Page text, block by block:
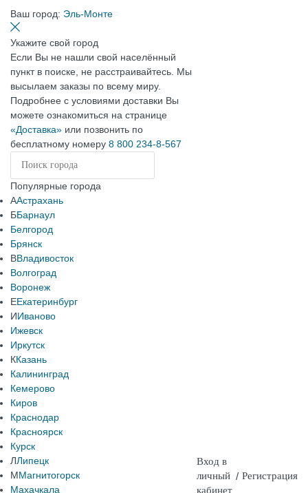
Ваш город: Эль-Монте
Укажите свой город
Если Вы не нашли свой населённый
пункт в поиске, не расстраивайтесь. Мы
высылаем заказы по всему миру.
Подробнее с условиями доставки Вы
можете ознакомиться на странице
«Доставка» или позвонить по
бесплатному номеру 8 800 234-8-567
Популярные города
ААстрахань
ББарнаул
Белгород
Брянск
ВВладивосток
Волгоград
Воронеж
ЕЕкатеринбург
ИИваново
Ижевск
Иркутск
ККазань
Калининград
Кемерово
Киров
Краснодар
Красноярск
Курск
ЛЛипецк
ММагнитогорск
Махачкала
Вход в
личный
кабинет
/ Регистрация